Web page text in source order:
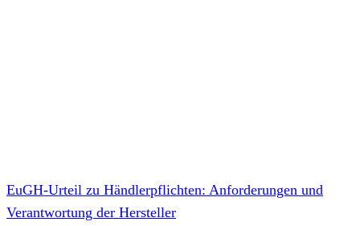
EuGH-Urteil zu Händlerpflichten: Anforderungen und
Verantwortung der Hersteller